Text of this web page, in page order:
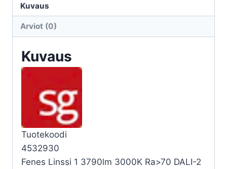
3790LM
määrä
Kuvaus
Arviot (0)
Kuvaus
Tuotekoodi
4532930
Fenes Linssi 1 3790lm 3000K Ra>70 DALI-2